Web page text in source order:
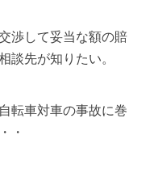
渉して妥当な額の賠
談先が知りたい。
転車対車の事故に巻
・